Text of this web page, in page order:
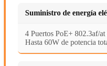
Suministro de energía
4 Puertos PoE+ 802.3af/
Hasta 60W de potencia